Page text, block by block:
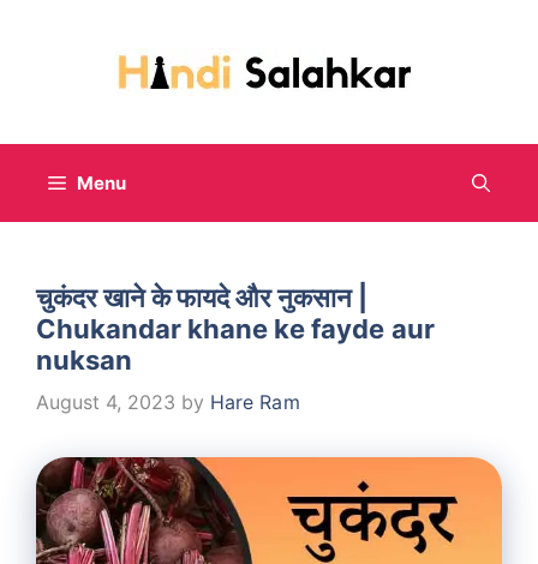
Menu
चुकंदर खाने के फायदे और नुकसान |
Chukandar khane ke fayde aur
nuksan
August 4, 2023 by Hare Ram